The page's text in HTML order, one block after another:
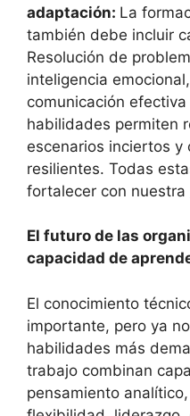
adaptación: La
también debe incluir
Resolución de
inteligencia
comunicación
habilidades permiten
escenarios inciertos y
resilientes. Todas
fortalecer con nuestra
El futuro de las
capacidad de
El conocimiento
importante, pero ya
habilidades más
trabajo combinan
pensamiento